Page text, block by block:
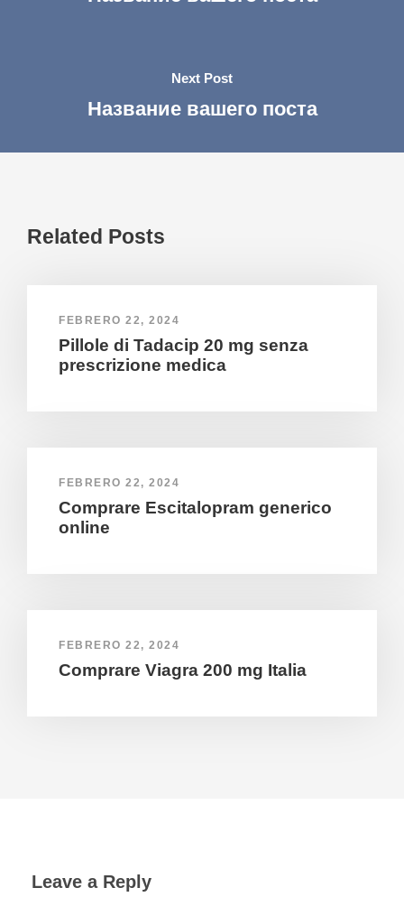
Next Post
Название вашего поста
Related Posts
FEBRERO 22, 2024
Pillole di Tadacip 20 mg senza
prescrizione medica
FEBRERO 22, 2024
Comprare Escitalopram generico
online
FEBRERO 22, 2024
Comprare Viagra 200 mg Italia
Leave a Reply